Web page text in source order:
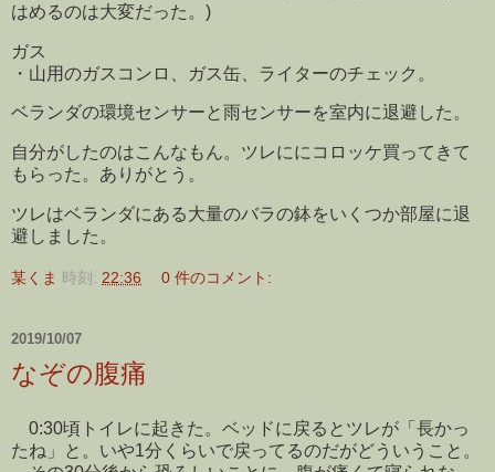
はめるのは大変だった。)
ガス
・山用のガスコンロ、ガス缶、ライターのチェック。
ベランダの環境センサーと雨センサーを室内に退避した。
自分がしたのはこんなもん。ツレににコロッケ買ってきて
もらった。ありがとう。
ツレはベランダにある大量のバラの鉢をいくつか部屋に退
避しました。
某くま 時刻: 22:36 0 件のコメント:
2019/10/07
なぞの腹痛
0:30頃トイレに起きた。ベッドに戻るとツレが「長かっ
たね」と。いや1分くらいで戻ってるのだがどういうこと。